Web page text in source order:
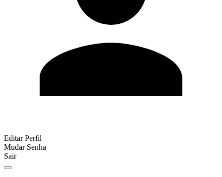
Editar Perfil
Mudar Senha
Sair